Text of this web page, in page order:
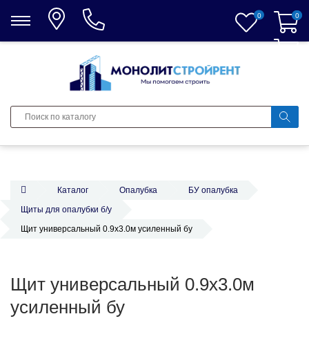
0 0
0
Каталог Опалубка
БУ опалубка
Щиты для опалубки б/у
Щит универсальный 0.9х3.0м усиленный бу
Щит универсальный 0.9х3.0м
усиленный бу